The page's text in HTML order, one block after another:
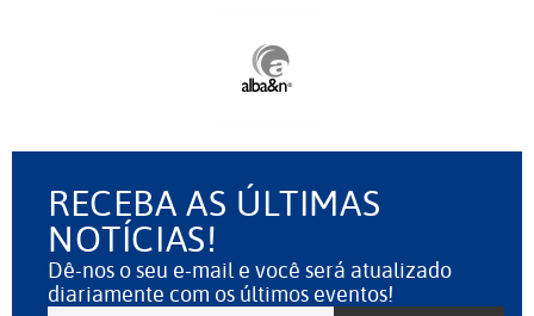
RECEBA AS ÚLTIMAS
NOTÍCIAS!
Dê-nos o seu e-mail e você será atualizado
diariamente com os últimos eventos!